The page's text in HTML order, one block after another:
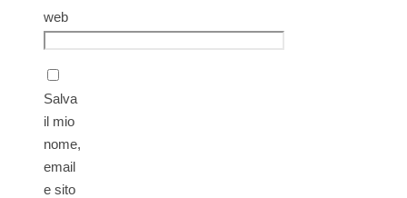
web
Salva
il mio
nome,
email
e sito